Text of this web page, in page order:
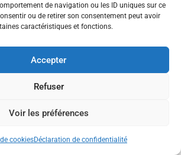
de navigation ou les ID uniques sur ce
ou de retirer son consentement peut avoir
caractéristiques et fonctions.
Accepter
Refuser
Voir les préférences
cookiesDéclaration de confidentialité
:
Delbos – Ancien CES – 46100